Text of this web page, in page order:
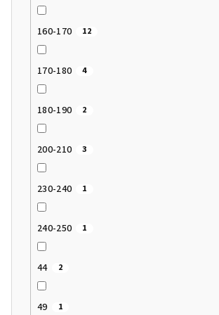
160-170 12
170-180 4
180-190 2
200-210 3
230-240 1
240-250 1
44 2
49 1